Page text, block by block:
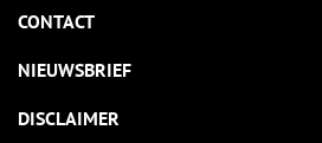
CONTACT
NIEUWSBRIEF
DISCLAIMER